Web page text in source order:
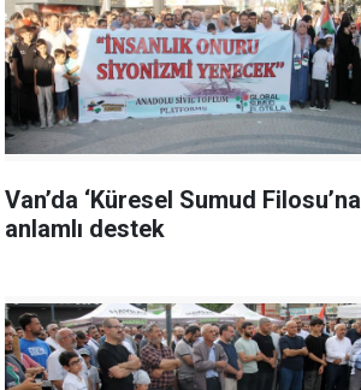
Van’da ‘Küresel Sumud Filosu’na
anlamlı destek